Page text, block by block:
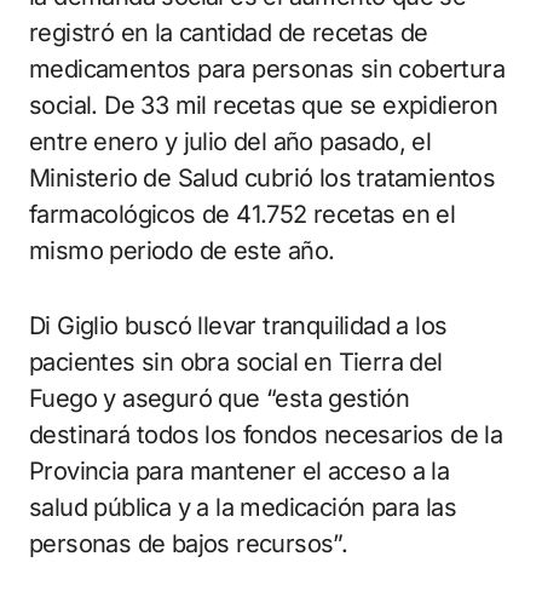
registró en la cantidad de recetas de
medicamentos para personas sin cobertura
social. De 33 mil recetas que se expidieron
entre enero y julio del año pasado, el
Ministerio de Salud cubrió los tratamientos
farmacológicos de 41.752 recetas en el
mismo periodo de este año.
Di Giglio buscó llevar tranquilidad a los
pacientes sin obra social en Tierra del
Fuego y aseguró que “esta gestión
destinará todos los fondos necesarios de la
Provincia para mantener el acceso a la
salud pública y a la medicación para las
personas de bajos recursos”.